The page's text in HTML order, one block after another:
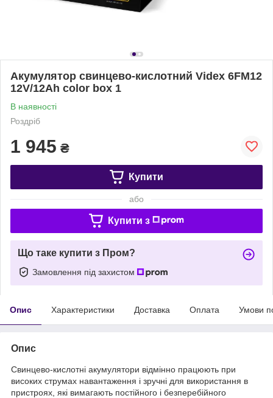
Акумулятор свинцево-кислотний Videx 6FM12
12V/12Ah color box 1
В наявності
Роздріб
1 945 ₴
Купити
або
Купити з
Що таке купити з Пром?
Замовлення під захистом
Опис Характеристики Доставка Оплата Умови
Опис
Свинцево-кислотні акумулятори відмінно працюють при
високих струмах навантаження і зручні для використання в
пристроях, які вимагають постійного і безперебійного